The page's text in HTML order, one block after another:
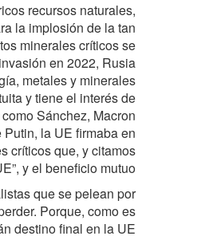
recursos naturales,
la implosión de la tan
minerales críticos se
en 2022, Rusia
metales y minerales
y tiene el interés de
Sánchez, Macron
la UE firmaba en
críticos que, y citamos
y el beneficio mutuo.
que se pelean por
Porque, como es
destino final en la UE.